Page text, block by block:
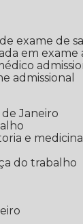
de exame de
em exame
admissional
Janeiro
e
do trabalho